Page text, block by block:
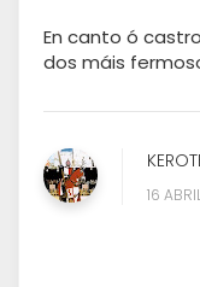
En canto ó
dos máis
16